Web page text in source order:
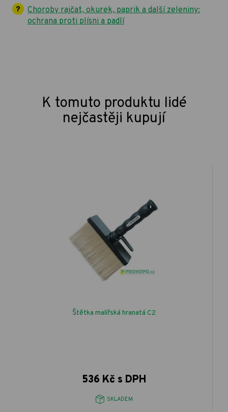
Choroby rajčat, okurek, paprik a další zeleniny:
ochrana proti plísni a padlí
K tomuto produktu lidé
nejčastěji kupují
Štětka malířská hranatá C2
536 Kč s DPH
SKLADEM